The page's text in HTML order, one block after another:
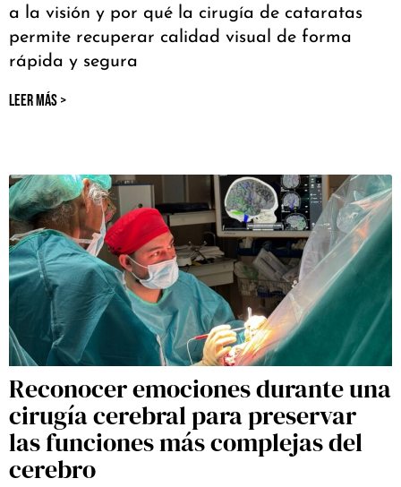
a la visión y por qué la cirugía de cataratas
permite recuperar calidad visual de forma
rápida y segura
LEER MÁS >
Reconocer emociones durante una
cirugía cerebral para preservar
las funciones más complejas del
cerebro